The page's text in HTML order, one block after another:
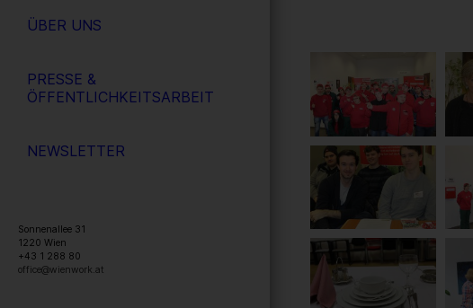
ÜBER UNS
PRESSE &
ÖFFENTLICHKEITSARBEIT
NEWSLETTER
Sonnenallee 31
1220 Wien
+43 1 288 80
office@wienwork.at